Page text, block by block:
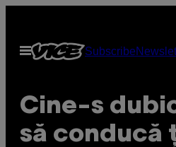
content
Open
Menu
Subscribe
Cine-s
să conducă